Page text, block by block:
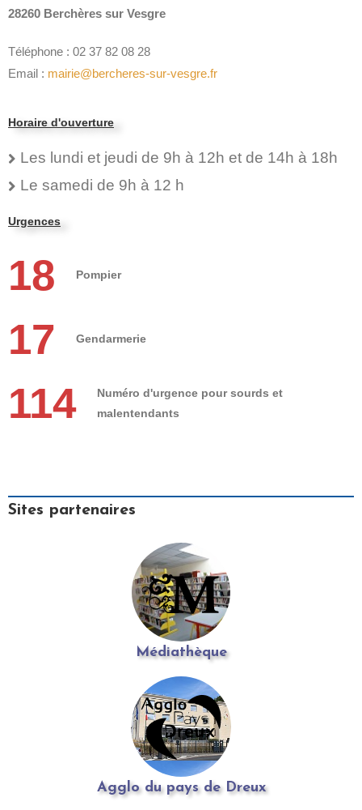
28260 Berchères sur Vesgre
Téléphone : 02 37 82 08 28
Email : mairie@bercheres-sur-vesgre.fr
Horaire d'ouverture
Les lundi et jeudi de 9h à 12h et de 14h à 18h
Le samedi de 9h à 12 h
Urgences
18 Pompier
17 Gendarmerie
114
Numéro d'urgence pour sourds et
malentendants
Sites partenaires
Médiathèque
Agglo du pays de Dreux